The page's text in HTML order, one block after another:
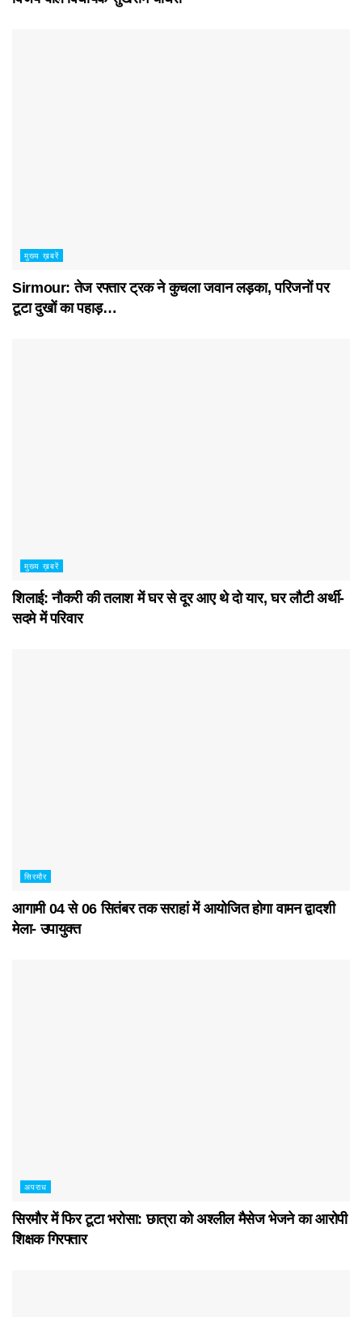
मुख्य ख़बरें
Sirmour: तेज रफ्तार ट्रक ने कुचला जवान लड़का, परिजनों पर
टूटा दुखों का पहाड़…
मुख्य ख़बरें
शिलाई: नौकरी की तलाश में घर से दूर आए थे दो यार, घर लौटी अर्थी-
सदमे में परिवार
सिरमौर
आगामी 04 से 06 सितंबर तक सराहां में आयोजित होगा वामन द्वादशी
मेला- उपायुक्त
अपराध
सिरमौर में फिर टूटा भरोसा: छात्रा को अश्लील मैसेज भेजने का आरोपी
शिक्षक गिरफ्तार